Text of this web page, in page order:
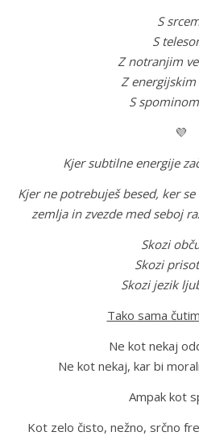
S
S
Z notranjim
Z
S
💜
Kjer subtilne energije
Kjer ne potrebuješ besed, ker
zemlja in zvezde med seboj
Skozi
Skozi
Skozi jezik
Tako sama
Ne kot nekaj
Ne kot nekaj, kar bi
Ampak kot
Kot zelo čisto, nežno, srčno